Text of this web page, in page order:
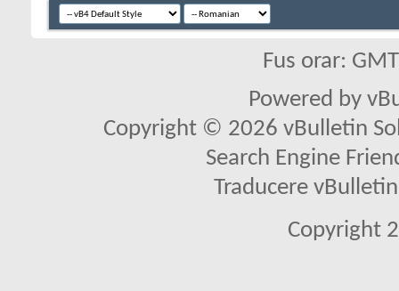
Fus orar:
Powered by
Copyright © 2026 vBulletin
Search Engine
Traducere
Copyright